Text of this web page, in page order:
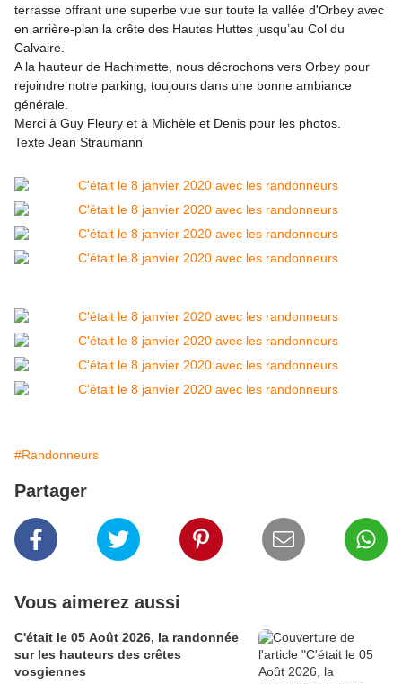
terrasse offrant une superbe vue sur toute la vallée d'Orbey avec
en arrière-plan la crête des Hautes Huttes jusqu’au Col du
Calvaire.
A la hauteur de Hachimette, nous décrochons vers Orbey pour
rejoindre notre parking, toujours dans une bonne ambiance
générale.
Merci à Guy Fleury et à Michèle et Denis pour les photos.
Texte Jean Straumann
#Randonneurs
Partager
Vous aimerez aussi
C'était le 05 Août 2026, la randonnée
sur les hauteurs des crêtes
vosgiennes